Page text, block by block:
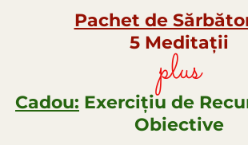
Pachet de
5 Meditații
plus
Cadou: Exercițiu de
Obiective